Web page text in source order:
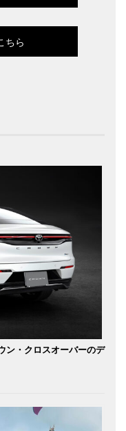
ちら
ン・クロスオーバーのデ